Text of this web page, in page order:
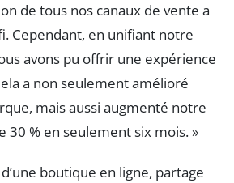
de tous nos canaux de vente a
Cependant, en unifiant notre
avons pu offrir une expérience
a non seulement amélioré
mais aussi augmenté notre
30 % en seulement six mois. »
boutique en ligne, partage